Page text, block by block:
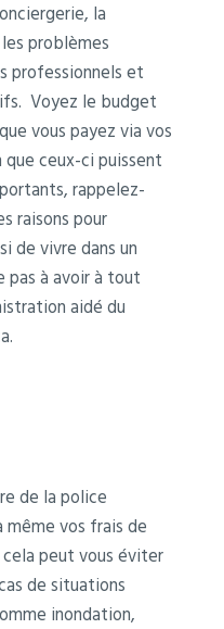
la
problèmes
professionnels et
Voyez le budget
vous payez via vos
ceux-ci puissent
rappelez-
raisons pour
de vivre dans un
à avoir à tout
aidé du
de la police
même vos frais de
peut vous éviter
de situations
inondation,